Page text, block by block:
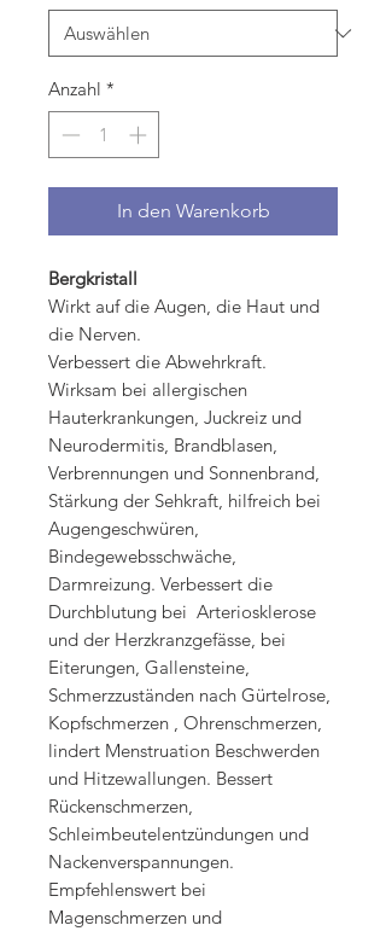
Anzahl *
In den Warenkorb
Bergkristall
Wirkt auf die Augen, die Haut und
die Nerven.
Verbessert die Abwehrkraft.
Wirksam bei allergischen
Hauterkrankungen, Juckreiz und
Neurodermitis, Brandblasen,
Verbrennungen und Sonnenbrand,
Stärkung der Sehkraft, hilfreich bei
Augengeschwüren,
Bindegewebsschwäche,
Darmreizung. Verbessert die
Durchblutung bei Arteriosklerose
und der Herzkranzgefässe, bei
Eiterungen, Gallensteine,
Schmerzzuständen nach Gürtelrose,
Kopfschmerzen , Ohrenschmerzen,
lindert Menstruation Beschwerden
und Hitzewallungen. Bessert
Rückenschmerzen,
Schleimbeutelentzündungen und
Nackenverspannungen.
Empfehlenswert bei
Magenschmerzen und